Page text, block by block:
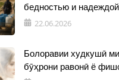
бедностью и
22.06.2026
Болоравии худкушӣ
бӯҳрони равонӣ ё